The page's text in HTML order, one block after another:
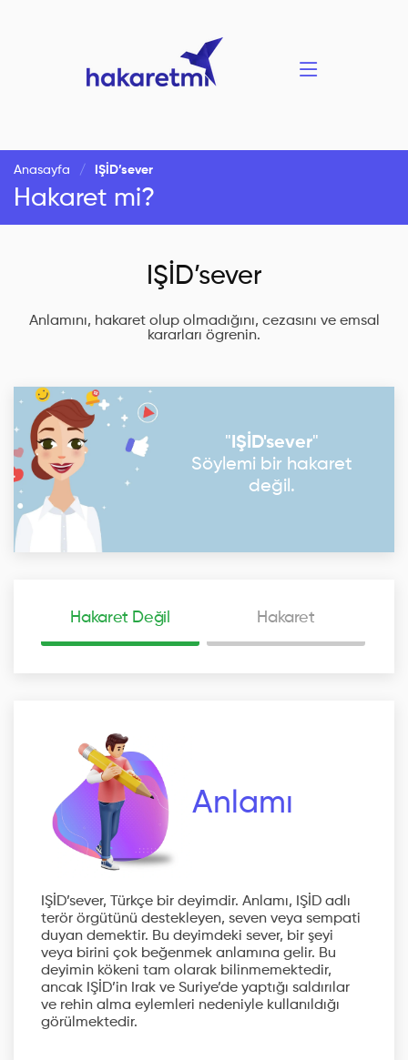
Anasayfa IŞİD’sever
Hakaret mi?
IŞİD’sever
Anlamını, hakaret olup olmadığını, cezasını ve emsal
kararları ögrenin.
"IŞİD'sever"
Söylemi bir hakaret
değil.
Hakaret Değil Hakaret
Anlamı
IŞİD’sever, Türkçe bir deyimdir. Anlamı, IŞİD adlı
terör örgütünü destekleyen, seven veya sempati
duyan demektir. Bu deyimdeki sever, bir şeyi
veya birini çok beğenmek anlamına gelir. Bu
deyimin kökeni tam olarak bilinmemektedir,
ancak IŞİD’in Irak ve Suriye’de yaptığı saldırılar
ve rehin alma eylemleri nedeniyle kullanıldığı
görülmektedir.